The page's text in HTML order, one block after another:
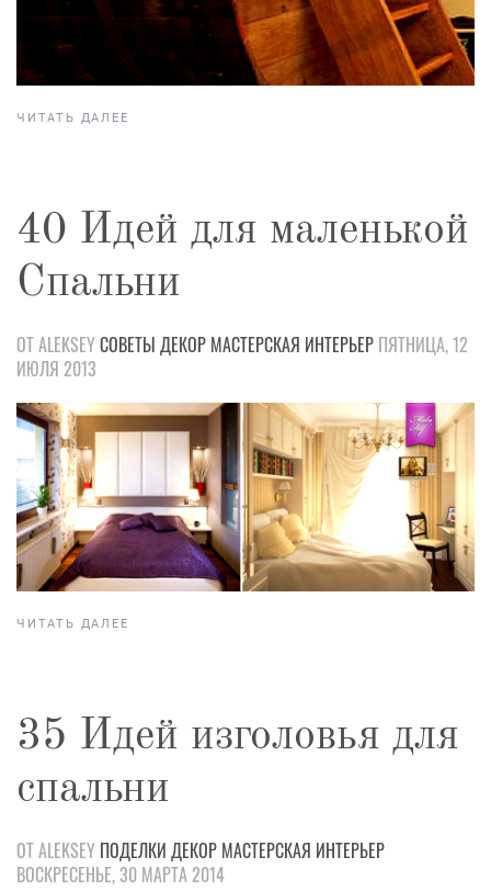
ЧИТАТЬ ДАЛЕЕ
40 Идей для маленькой
Спальни
ОТ ALEKSEYСОВЕТЫ ДЕКОР МАСТЕРСКАЯ ИНТЕРЬЕР ПЯТНИЦА, 12
ИЮЛЯ 2013
ЧИТАТЬ ДАЛЕЕ
35 Идей изголовья для
спальни
ОТ ALEKSEY ПОДЕЛКИ ДЕКОР МАСТЕРСКАЯ ИНТЕРЬЕР
ВОСКРЕСЕНЬЕ, 30 МАРТА 2014